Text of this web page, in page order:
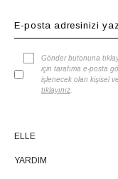
Gönder butonuna
için tarafıma e-posta
işlenecek olan kişisel
tıklayınız
ELLE
YARDIM